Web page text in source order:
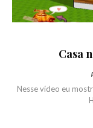
Casa
Nesse vídeo eu